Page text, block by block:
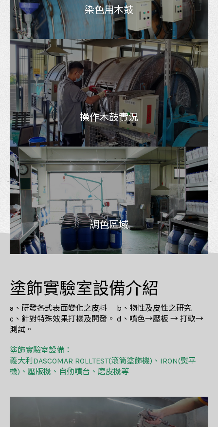
染色用木鼓
操作木鼓實況
調色區域
塗飾實驗室設備介紹
a、研發各式表面變化之皮料 b、物性及皮性之研究
c、針對特殊效果打樣及開發。 d、噴色→壓板 → 打軟→
測試。
塗飾實驗室設備：
義大利DASCOMAR ROLLTEST(滾筒塗飾機)、IRON(熨平
機)、壓版機、自動噴台、磨皮機等